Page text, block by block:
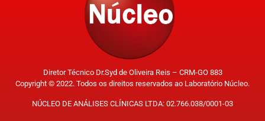
Diretor Técnico Dr.Syd de Oliveira Reis – CRM-GO 883
Copyright © 2022. Todos os direitos reservados ao Laboratório Núcleo.
NÚCLEO DE ANÁLISES CLÍNICAS LTDA: 02.766.038/0001-03